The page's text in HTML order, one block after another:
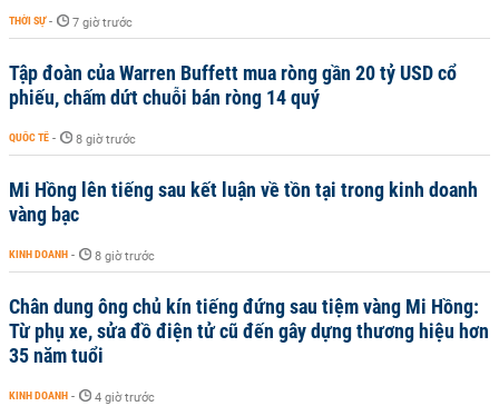
THỜI SỰ - 7 giờ trước
Tập đoàn của Warren Buffett mua ròng gần 20 tỷ USD cổ
phiếu, chấm dứt chuỗi bán ròng 14 quý
QUỐC TẾ - 8 giờ trước
Mi Hồng lên tiếng sau kết luận về tồn tại trong kinh doanh
vàng bạc
KINH DOANH - 8 giờ trước
Chân dung ông chủ kín tiếng đứng sau tiệm vàng Mi Hồng:
Từ phụ xe, sửa đồ điện tử cũ đến gây dựng thương hiệu hơn
35 năm tuổi
KINH DOANH - 4 giờ trước